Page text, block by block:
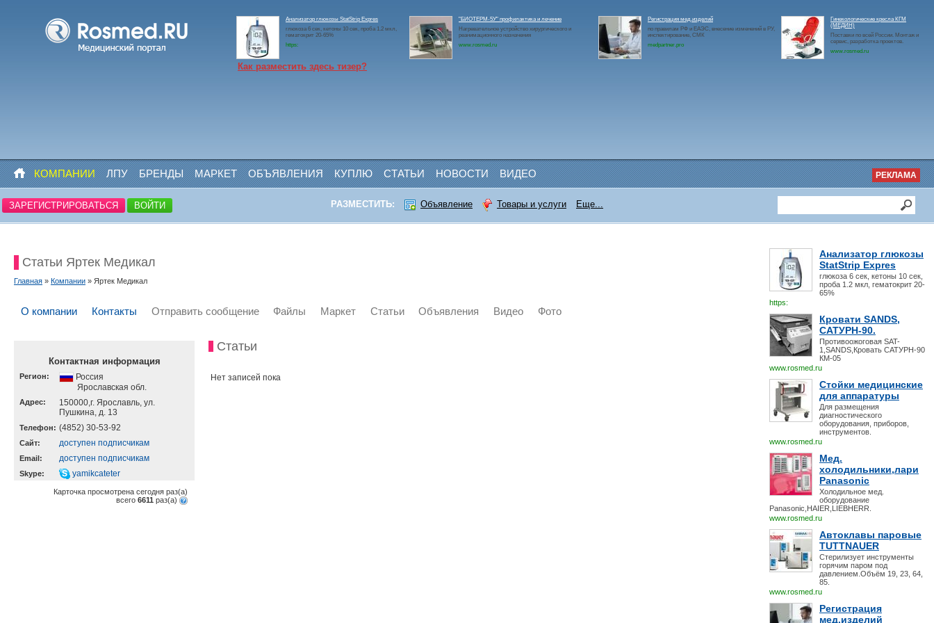
Анализатор глюкозы StatStrip Expres
глюкоза 6 сек, кетоны 10 сек, проба 1.2 мкл,
гематокрит 20-65%
https:
"БИОТЕРМ-5У" профилактика и лечение
Нагревательное устройство хирургического и
реанимационного назначения
www.rosmed.ru
Регистрация мед.изделий
по правилам РФ и ЕАЭС, внесение изменений в РУ,
инспектирование, СМК
medpartner.pro
Гинекологические кресла КГМ
(МЕДИН)
Поставки по всей России. Монтаж и
сервис, разработка проектов.
www.rosmed.ru
Как разместить здесь тизер?
КОМПАНИИ ЛПУ БРЕНДЫ МАРКЕТ ОБЪЯВЛЕНИЯ КУПЛЮ СТАТЬИ НОВОСТИ ВИДЕО РЕКЛАМА
ЗАРЕГИСТРИРОВАТЬСЯ ВОЙТИ РАЗМЕСТИТЬ: Объявление Товары и услуги Еще...
Анализатор глюкозы
StatStrip Expres
глюкоза 6 сек, кетоны 10 сек,
проба 1.2 мкл, гематокрит 20-
65%
https:
Кровати SANDS,
САТУРН-90.
Противоожоговая SAT-
1,SANDS,Кровать САТУРН-90
КМ-05
www.rosmed.ru
Стойки медицинские
для аппаратуры
Для размещения
диагностического
оборудования, приборов,
инструментов.
www.rosmed.ru
Мед.
холодильники,лари
Panasonic
Холодильное мед.
оборудование
Panasonic,HAIER,LIEBHERR.
www.rosmed.ru
Автоклавы паровые
TUTTNAUER
Стерилизует инструменты
горячим паром под
давлением.Объём 19, 23, 64,
85.
www.rosmed.ru
Регистрация
мед.изделий
Статьи Яртек Медикал
Главная » Компании » Яртек Медикал
О компании Контакты Отправить сообщение Файлы Маркет Статьи Объявления Видео Фото
Контактная информация
Регион:
Россия
Ярославская обл.
Адрес:
150000,г. Ярославль, ул.
Пушкина, д. 13
Телефон: (4852) 30-53-92
Cайт: доступен подписчикам
Email: доступен подписчикам
Skype: yamikcateter
Карточка просмотрена сегодня раз(a)
всего 6611 раз(a)
Статьи
Нет записей пока